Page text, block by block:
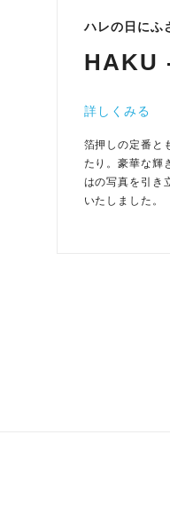
ハレの日にふ
HAKU
詳しくみる
箔押しの定番と
たり。豪華な輝
はの写真を引き
いたしました。